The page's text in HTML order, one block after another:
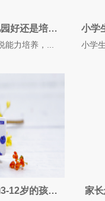
给孩子英语启蒙选幼儿园好还是培训机构好？
能力培养，... 小学
家长怎么做才能够帮助3-12岁的孩子学习英语？ 家